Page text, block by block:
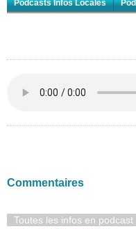
Podcasts Infos Locales
Commentaires
Toutes les infos en podcast